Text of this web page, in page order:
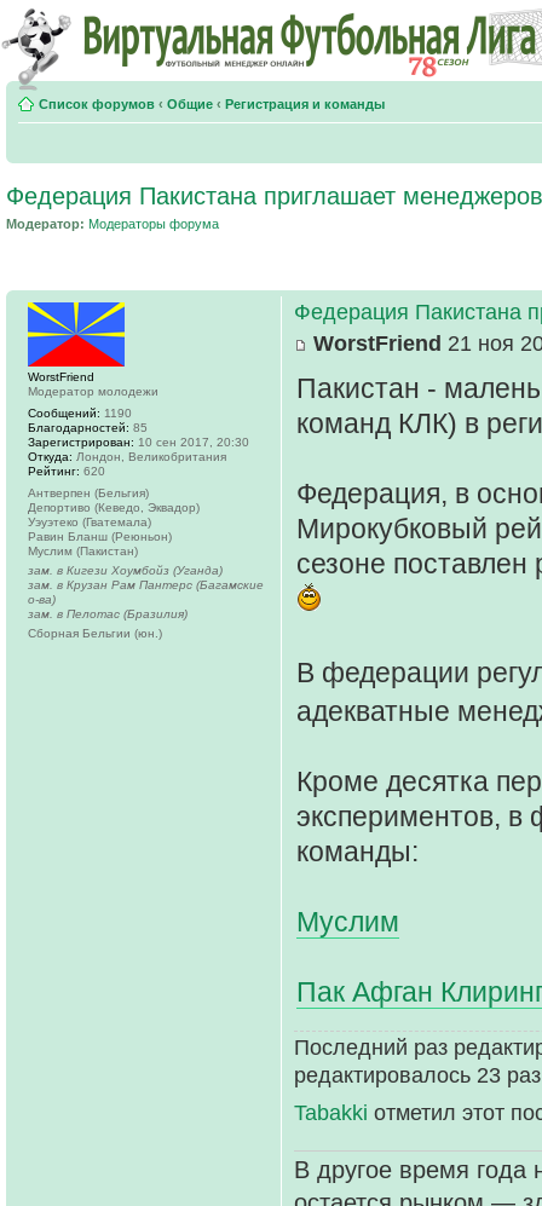
Список форумов ‹ Общие ‹ Регистрация и команды
Федерация Пакистана приглашает
Модератор: Модераторы форума
Федерация Пакистана
WorstFriend 21 ноя
Пакистан -
команд КЛК) в
Федерация, в
Мирокубковый
сезоне
В федерации
адекватные
Кроме десятка
экспериментов, в
команды:
Муслим
Пак Афган
Последний раз
редактировалось 23
Tabakki отметил этот
В другое время года
WorstFriend
Модератор молодежи
Сообщений: 1190
Благодарностей: 85
Зарегистрирован: 10 сен 2017, 20:30
Откуда: Лондон, Великобритания
Рейтинг: 620
Антверпен (Бельгия)
Депортиво (Кеведо, Эквадор)
Уэуэтеко (Гватемала)
Равин Бланш (Реюньон)
Муслим (Пакистан)
зам. в Кигези Хоумбойз (Уганда)
зам. в Крузан Рам Пантерс (Багамские
о-ва)
зам. в Пелотас (Бразилия)
Сборная Бельгии (юн.)